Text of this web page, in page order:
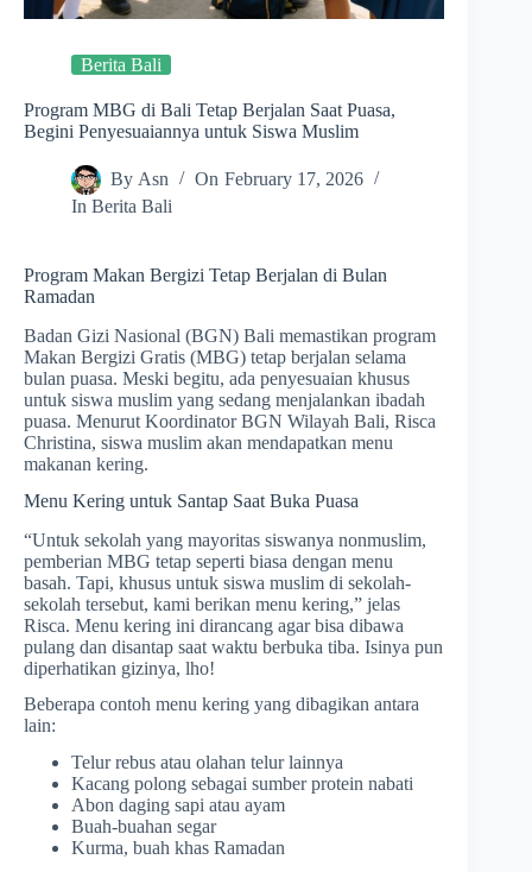
Berita Bali
Program MBG di Bali Tetap Berjalan Saat Puasa,
Begini Penyesuaiannya untuk Siswa Muslim
By Asn On February 17, 2026
In Berita Bali
Program Makan Bergizi Tetap Berjalan di Bulan
Ramadan
Badan Gizi Nasional (BGN) Bali memastikan program
Makan Bergizi Gratis (MBG) tetap berjalan selama
bulan puasa. Meski begitu, ada penyesuaian khusus
untuk siswa muslim yang sedang menjalankan ibadah
puasa. Menurut Koordinator BGN Wilayah Bali, Risca
Christina, siswa muslim akan mendapatkan menu
makanan kering.
Menu Kering untuk Santap Saat Buka Puasa
“Untuk sekolah yang mayoritas siswanya nonmuslim,
pemberian MBG tetap seperti biasa dengan menu
basah. Tapi, khusus untuk siswa muslim di sekolah-
sekolah tersebut, kami berikan menu kering,” jelas
Risca. Menu kering ini dirancang agar bisa dibawa
pulang dan disantap saat waktu berbuka tiba. Isinya pun
diperhatikan gizinya, lho!
Beberapa contoh menu kering yang dibagikan antara
lain:
Telur rebus atau olahan telur lainnya
Kacang polong sebagai sumber protein nabati
Abon daging sapi atau ayam
Buah-buahan segar
Kurma, buah khas Ramadan